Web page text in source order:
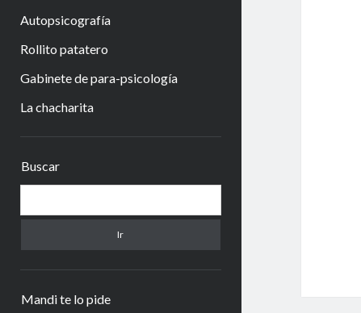
Autopsicografía
Rollito patatero
Gabinete de para-psicología
La chacharita
lateral
Buscar
Mandi te lo pide